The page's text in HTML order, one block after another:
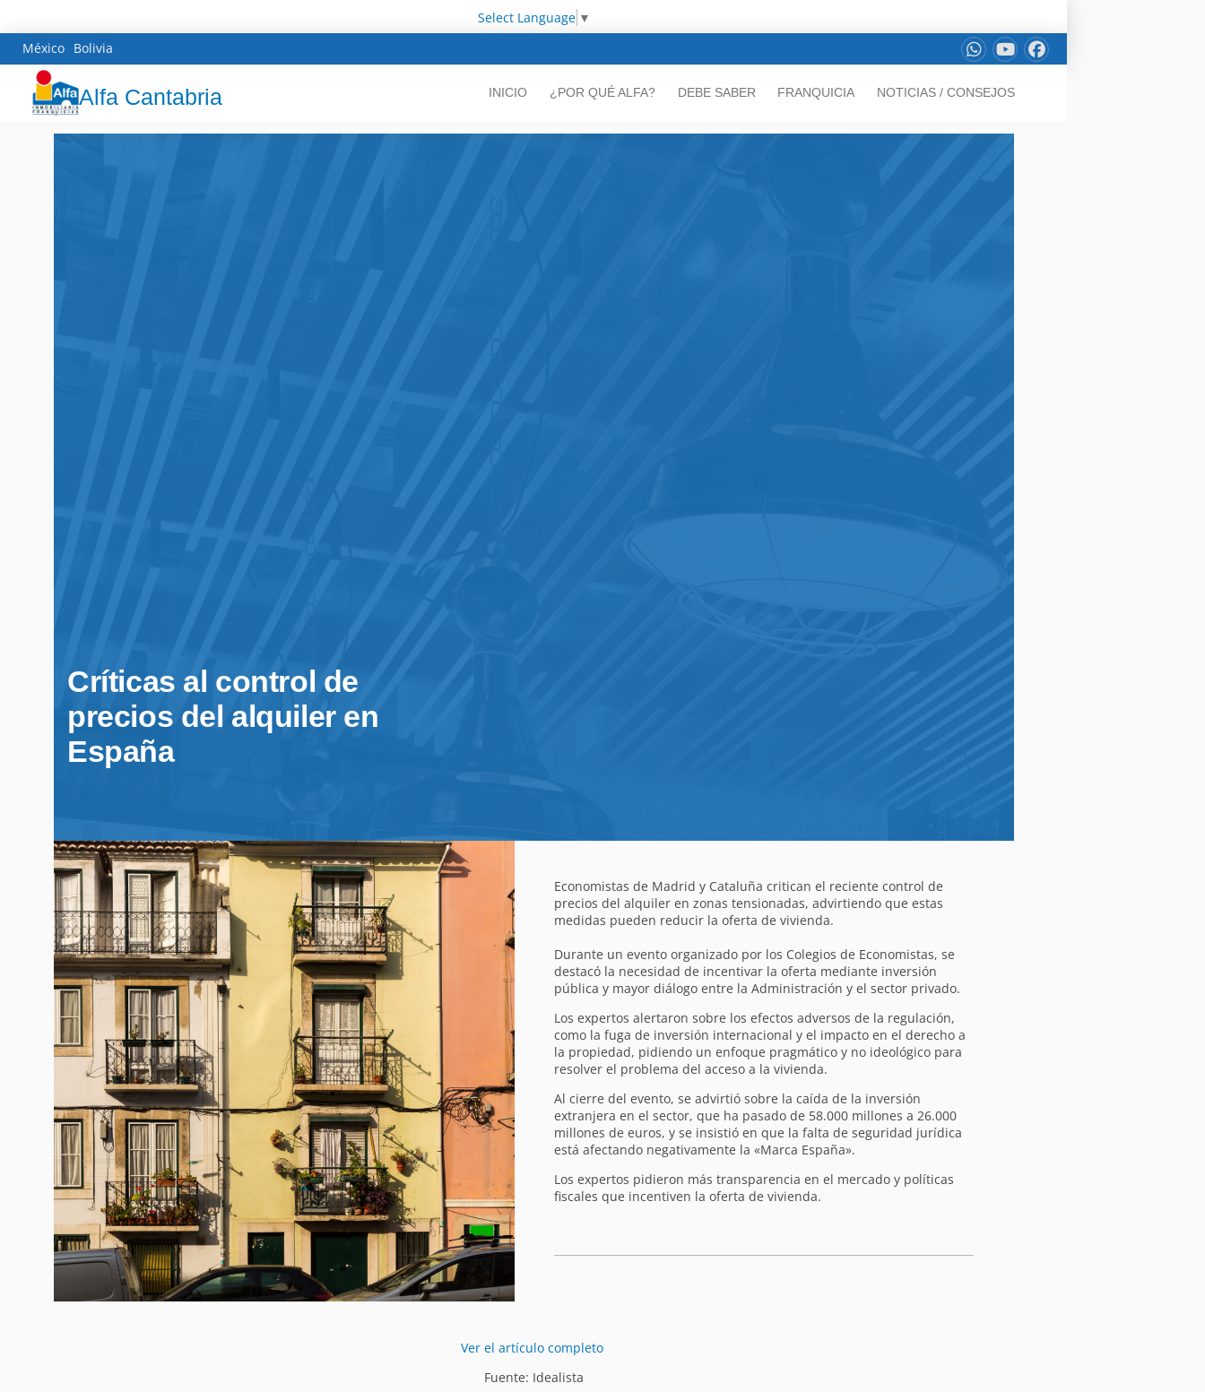
Select Language ▼
México Bolivia
Alfa Cantabria INICIO ¿POR QUÉ ALFA? DEBE SABER FRANQUICIA NOTICIAS / CONSEJOS
Críticas al control de
precios del alquiler en
España
Economistas de Madrid y Cataluña critican el reciente control de
precios del alquiler en zonas tensionadas, advirtiendo que estas
medidas pueden reducir la oferta de vivienda.
Durante un evento organizado por los Colegios de Economistas, se
destacó la necesidad de incentivar la oferta mediante inversión
pública y mayor diálogo entre la Administración y el sector privado.
Los expertos alertaron sobre los efectos adversos de la regulación,
como la fuga de inversión internacional y el impacto en el derecho a
la propiedad, pidiendo un enfoque pragmático y no ideológico para
resolver el problema del acceso a la vivienda.
Al cierre del evento, se advirtió sobre la caída de la inversión
extranjera en el sector, que ha pasado de 58.000 millones a 26.000
millones de euros, y se insistió en que la falta de seguridad jurídica
está afectando negativamente la «Marca España».
Los expertos pidieron más transparencia en el mercado y políticas
fiscales que incentiven la oferta de vivienda.
Ver el artículo completo
Fuente: Idealista